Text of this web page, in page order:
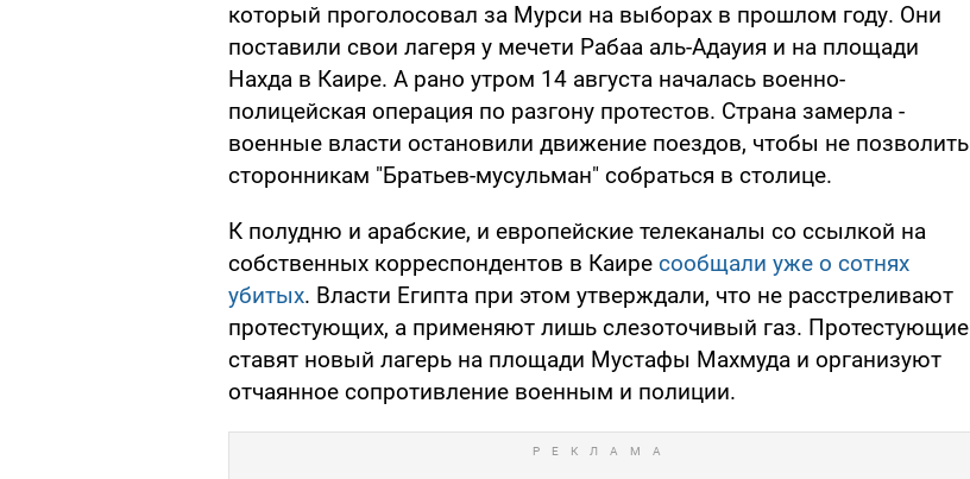
который проголосовал за Мурси на выборах в прошлом году. Они
поставили свои лагеря у мечети Рабаа аль-Адауия и на площади
Нахда в Каире. А рано утром 14 августа началась военно-
полицейская операция по разгону протестов. Страна замерла -
военные власти остановили движение поездов, чтобы не позволить
сторонникам "Братьев-мусульман" собраться в столице.
К полудню и арабские, и европейские телеканалы со ссылкой на
собственных корреспондентов в Каире сообщали уже о сотнях
убитых. Власти Египта при этом утверждали, что не расстреливают
протестующих, а применяют лишь слезоточивый газ. Протестующие
ставят новый лагерь на площади Мустафы Махмуда и организуют
отчаянное сопротивление военным и полиции.